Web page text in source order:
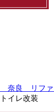
奈良 リファ
イレ改装